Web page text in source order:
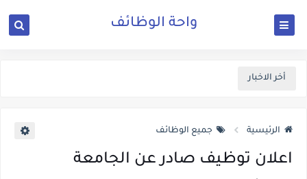
واحة الوظائف
أخر الاخبار
الرئيسية جميع الوظائف
اعلان توظيف صادر عن الجامعة